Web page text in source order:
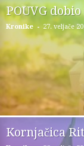
POUVG
Kronike - 27. veljače
Kornjačica